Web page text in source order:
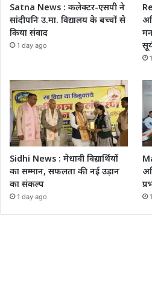
Satna News : कलेक्टर-एसपी ने
सांदीपनि उ.मा. विद्यालय के बच्चों से
किया संवाद
1 day ago
Sidhi News : मेधावी विद्यार्थियों
का सम्मान, सफलता की नई उड़ान
का संकल्प
1 day ago